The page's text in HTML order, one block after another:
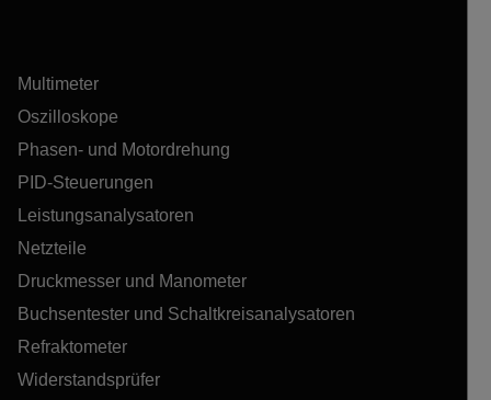
Multimeter
Oszilloskope
Phasen- und Motordrehung
PID-Steuerungen
Leistungsanalysatoren
Netzteile
Druckmesser und Manometer
Buchsentester und Schaltkreisanalysatoren
Refraktometer
Widerstandsprüfer